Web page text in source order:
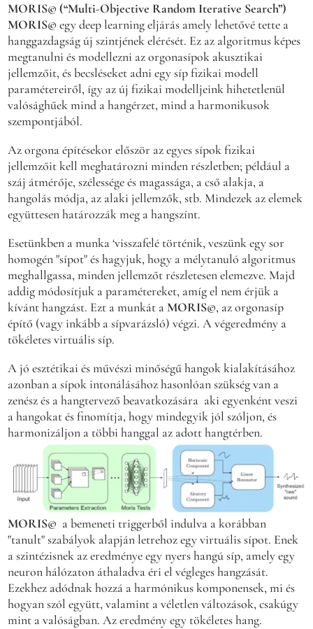
MORIS© (“Multi-Objective Random Iterative Search”)
MORIS©egy deep learning eljárás amely lehetővé tette a
hanggazdagság új szintjének elérését. Ez az algoritmus képes
megtanulni és modellezni az orgonasípok akusztikai
jellemzőit, és becsléseket adni egy síp fizikai modell
paramétereiről, így az új fizikai modelljeink hihetetlenül
valósághűek mind a hangérzet, mind a harmonikusok
szempontjából.
Az orgona építésekor először az egyes sípok fizikai
jellemzőit kell meghatározni minden részletben; például a
száj átmérője, szélessége és magassága, a cső alakja, a
hangolás módja, az alaki jellemzők, stb. Mindezek az elemek
együttesen határozzák meg a hangszínt.
Esetünkben a munka ‘visszafelé történik, veszünk egy sor
homogén "sípot" és hagyjuk, hogy a mélytanuló algoritmus
meghallgassa, minden jellemzőt részletesen elemezve. Majd
addig módosítjuk a paramétereket, amíg el nem érjük a
kívánt hangzást. Ezt a munkát aMORIS©, az orgonasíp
építő (vagy inkább a sípvarázsló) végzi. A végeredmény a
tökéletes virtuális síp.
A jó esztétikai és művészi minőségű hangok kialakításához
azonban a sípok intonálásához hasonlóan szükség van a
zenész és a hangtervező beavatkozására aki egyenként veszi
a hangokat és finomítja, hogy mindegyik jól szóljon, és
harmonizáljon a többi hanggal az adott hangtérben.
MORIS© a bemeneti triggerből indulva a korábban
"tanult" szabályok alapján letrehoz egy virtuális sípot. Enek
a szintézisnek az eredménye egy nyers hangú síp, amely egy
neuron hálózaton áthaladva éri el végleges hangzását.
Ezekhez adódnak hozzá a harmónikus komponensek, mi és
hogyan szól együtt, valamint a véletlen változások, csakúgy
mint a valóságban. Az eredmény egy tökéletes hang.